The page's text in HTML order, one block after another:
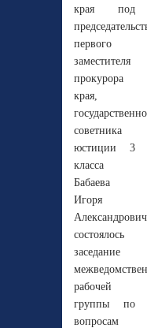
края под
первого
заместителя
прокурора
края,
советника
юстиции 3
класса
Бабаева
Игоря
состоялось
заседание
рабочей
группы по
вопросам